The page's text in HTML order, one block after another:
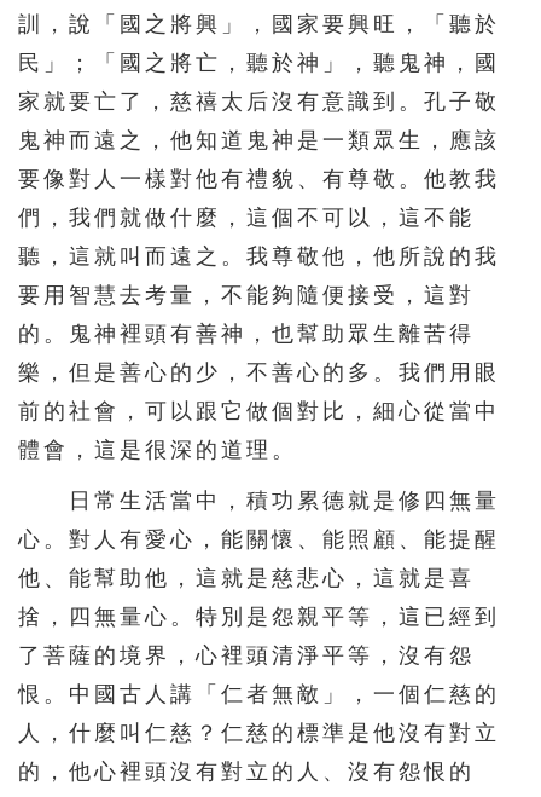
訓，說「國之將興」，國家要興旺，「聽於
民」；「國之將亡，聽於神」，聽鬼神，國
家就要亡了，慈禧太后沒有意識到。孔子敬
鬼神而遠之，他知道鬼神是一類眾生，應該
要像對人一樣對他有禮貌、有尊敬。他教我
們，我們就做什麼，這個不可以，這不能
聽，這就叫而遠之。我尊敬他，他所說的我
要用智慧去考量，不能夠隨便接受，這對
的。鬼神裡頭有善神，也幫助眾生離苦得
樂，但是善心的少，不善心的多。我們用眼
前的社會，可以跟它做個對比，細心從當中
體會，這是很深的道理。
日常生活當中，積功累德就是修四無量
心。對人有愛心，能關懷、能照顧、能提醒
他、能幫助他，這就是慈悲心，這就是喜
捨，四無量心。特別是怨親平等，這已經到
了菩薩的境界，心裡頭清淨平等，沒有怨
恨。中國古人講「仁者無敵」，一個仁慈的
人，什麼叫仁慈？仁慈的標準是他沒有對立
的，他心裡頭沒有對立的人、沒有怨恨的